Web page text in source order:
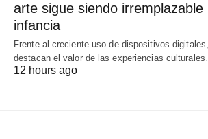
arte sigue siendo irremplazable
infancia
Frente al creciente uso de dispositivos
destacan el valor de las experiencias
12 hours ago